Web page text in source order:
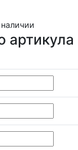
артикула